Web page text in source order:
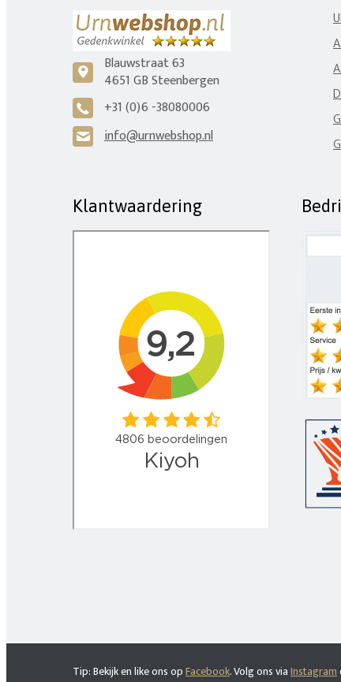
c
Blauwstraat 63
4651 GB Steenbergen
A +31 (0)6 -38080006
H info@urnwebshop.nl
Klantwaardering
Tip: Bekijk en like ons opFacebook. Volg ons viaInstagram